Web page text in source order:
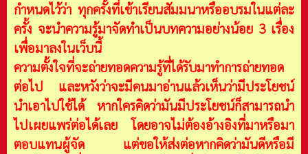
กำหนดไว้ว่า ทุกครั้งที่เข้าเรียนสัมมนาหรืออบรมในแต่ละ
ครั้ง จะนำความรู้มาจัดทำเป็นบทความอย่างน้อย 3 เรื่อง
เพื่อมาลงในเว็บนี้
ความตั้งใจที่จะถ่ายทอดความรู้ที่ได้รับมาทำการถ่ายทอด
ต่อไป และหวังว่าจะมีคนมาอ่านแล้วเห็นว่ามีประโยชน์
นำเอาไปใช้ได้ หากใครคิดว่ามันมีประโยชน์ก็สามารถนำ
ไปเผยแพร่ต่อได้เลย โดยอาจไม่ต้องอ้างอิงที่มาหรือมา
ตอบแทนผู้จัด แต่ขอให้ส่งต่อหากคิดว่ามันดีหรือมี